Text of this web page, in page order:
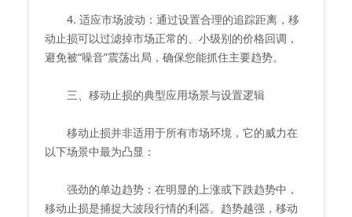
4. 适应市场波动：通过设置合理的追踪距离，移
动止损可以过滤掉市场正常的、小级别的价格回调，
避免被“噪音”震荡出局，确保您能抓住主要趋势。
三、移动止损的典型应用场景与设置逻辑
移动止损并非适用于所有市场环境，它的威力在
以下场景中最为凸显：
强劲的单边趋势：在明显的上涨或下跌趋势中，
移动止损是捕捉大波段行情的利器。趋势越强，移动